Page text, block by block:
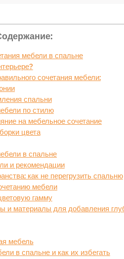
мебели в спальне
сочетания мебели:
спальни
по стилю
на мебельное сочетание
цвета
в спальне
и рекомендации
как не перегрузить спальню
мебели
гамму
и материалы для добавления
мебель
в спальне и как их избегать